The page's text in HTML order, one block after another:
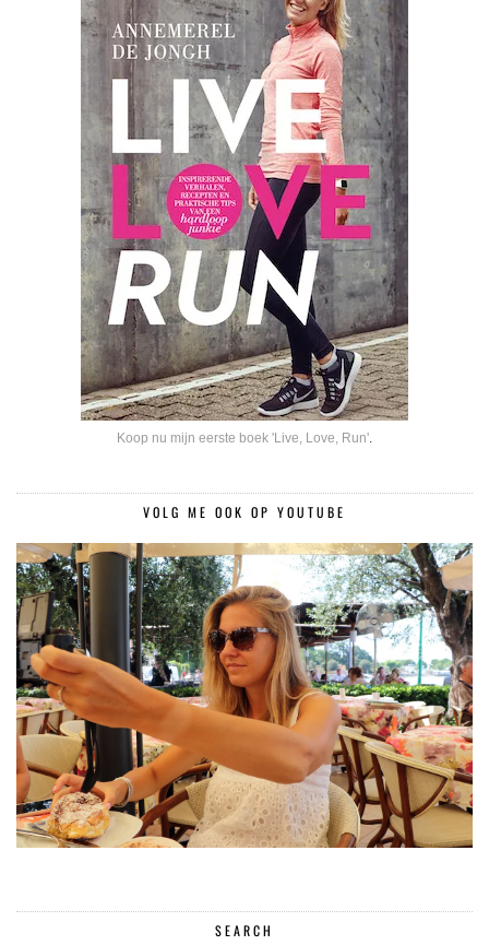
Koop nu mijn eerste boek 'Live, Love, Run'.
VOLG ME OOK OP YOUTUBE
SEARCH